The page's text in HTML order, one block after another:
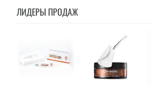
ЛИДЕРЫ ПРОДАЖ